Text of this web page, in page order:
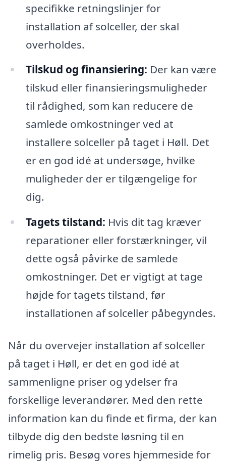
specifikke retningslinjer for
installation af solceller, der skal
overholdes.
Tilskud og finansiering: Der kan være
tilskud eller finansieringsmuligheder
til rådighed, som kan reducere de
samlede omkostninger ved at
installere solceller på taget i Høll. Det
er en god idé at undersøge, hvilke
muligheder der er tilgængelige for
dig.
Tagets tilstand: Hvis dit tag kræver
reparationer eller forstærkninger, vil
dette også påvirke de samlede
omkostninger. Det er vigtigt at tage
højde for tagets tilstand, før
installationen af solceller påbegyndes.
Når du overvejer installation af solceller
på taget i Høll, er det en god idé at
sammenligne priser og ydelser fra
forskellige leverandører. Med den rette
information kan du finde et firma, der kan
tilbyde dig den bedste løsning til en
rimelig pris. Besøg vores hjemmeside for